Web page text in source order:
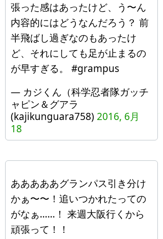
張った感はあったけど、う〜ん
内容的にはどうなんだろう？ 前
半飛ばし過ぎなのもあったけ
ど、それにしても足が止まるの
が早すぎる。 #grampus
— カジくん（科学忍者隊ガッチ
ャピン＆グアラ
(kajikunguara758) 2016, 6月
18
あああああグランパス引き分け
かぁ〜〜！追いつかれたっての
がなぁ……！ 来週大阪行くから
頑張って！！